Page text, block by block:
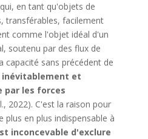
en tant qu'objets de
transférables, facilement
comme l'objet idéal d'un
soutenu par des flux de
capacité sans précédent de
inévitablement et
par les forces
2022). C'est la raison pour
plus en plus indispensable à
inconcevable d'exclure